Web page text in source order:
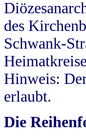
des
Schwank-
Hinweis:
erlaubt.
Die